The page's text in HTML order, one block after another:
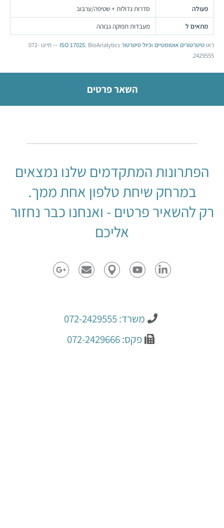
פעולה
סדרות גדולות + שטיפה/ערבוב
מתאים ל
מעבדות תפוקה גבוהה
ראו טיטרטורים אוטומטיים וכיול טיטרטור ISO 17025
. BioAnalytics — חייגו 072-
2429555.
השאר פרטים
הפתרונות המתקדמים שלנו נמצאים
במרחק שיחת טלפון אחת ממך.
רק להשאיר פרטים - ואנחנו כבר נחזור
אליכם
משרד: 072-2429555
פקס: 072-2429666